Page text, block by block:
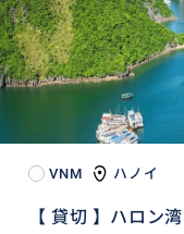
VNM ハノイ
【 貸切 】ハロン